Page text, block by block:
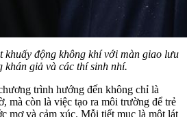
khuấy động không khí với màn giao lưu
khán giả và các thí sinh nhí.
trình hướng đến không chỉ là
mà còn là việc tạo ra môi trường để trẻ
mơ và cảm xúc. Mỗi tiết mục là một lát